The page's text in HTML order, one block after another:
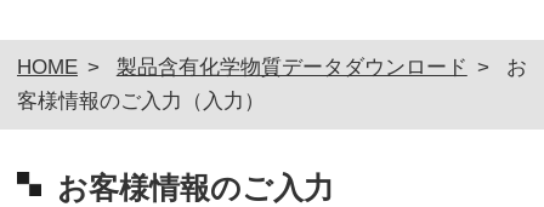
HOME > 製品含有化学物質データダウンロード >
お
客様情報のご入力（入力）
お客様情報のご入力